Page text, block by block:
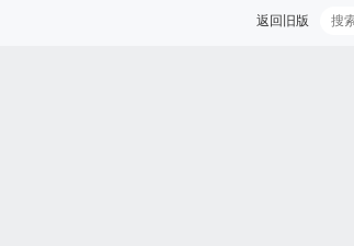
返回旧版